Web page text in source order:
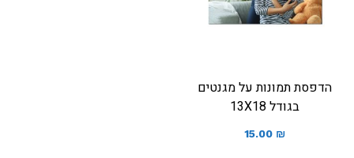
הדפסת תמונות על מגנטים
בגודל 13X18
15.00 ₪